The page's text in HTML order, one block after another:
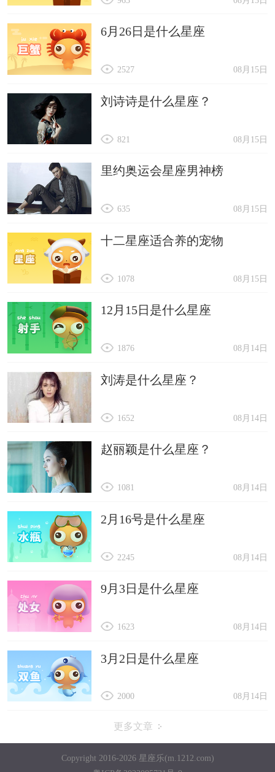
6月26日是什么星座
08月15日
2527
刘诗诗是什么星座？
08月15日
821
里约奥运会星座男神榜
08月15日
635
十二星座适合养的宠物
08月15日
1078
12月15日是什么星座
08月14日
1876
刘涛是什么星座？
08月14日
1652
赵丽颖是什么星座？
08月14日
1081
2月16号是什么星座
08月14日
2245
9月3日是什么星座
08月14日
1623
3月2日是什么星座
08月14日
2000
更多文章
Copyright 2016-2026 星座乐(m.1212.com)